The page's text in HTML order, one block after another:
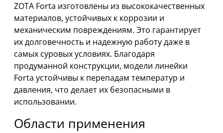
ZOTA Forta изготовлены из высококачественных
материалов, устойчивых к коррозии и
механическим повреждениям. Это гарантирует
их долговечность и надежную работу даже в
самых суровых условиях. Благодаря
продуманной конструкции, модели линейки
Forta устойчивы к перепадам температур и
давления, что делает их безопасными в
использовании.
Области применения